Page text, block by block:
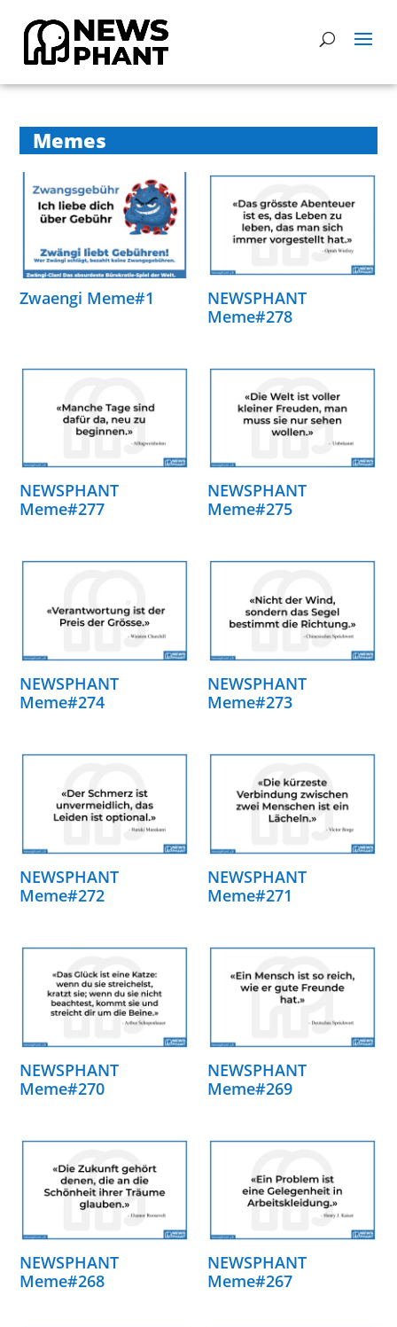
Memes
Zwaengi Meme#1
NEWSPHANT
Meme#278
NEWSPHANT
Meme#277
NEWSPHANT
Meme#275
NEWSPHANT
Meme#274
NEWSPHANT
Meme#273
NEWSPHANT
Meme#272
NEWSPHANT
Meme#271
NEWSPHANT
Meme#270
NEWSPHANT
Meme#269
NEWSPHANT
Meme#268
NEWSPHANT
Meme#267